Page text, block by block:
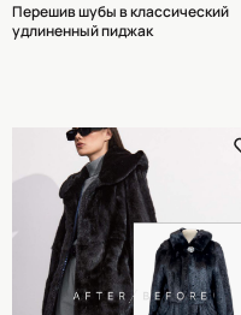
Перешив шубы в классический
удлиненный пиджак